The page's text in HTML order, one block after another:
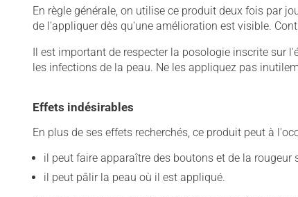
En règle générale, on utilise ce produit deux fois par
de l'appliquer dès qu'une amélioration est visible.
Il est important de respecter la posologie inscrite sur
les infections de la peau. Ne les appliquez pas
Effets indésirables
En plus de ses effets recherchés, ce produit peut à
il peut faire apparaître des boutons et de la rougeur
il peut pâlir la peau où il est appliqué.